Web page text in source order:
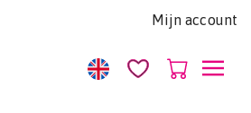
Mijn account